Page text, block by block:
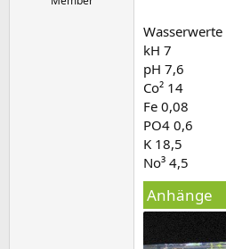
Wasserwerte
kH 7
pH 7,6
Co² 14
Fe 0,08
PO4 0,6
K 18,5
No³ 4,5
Anhänge